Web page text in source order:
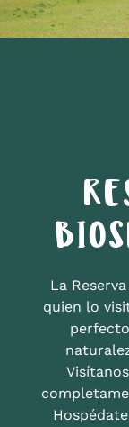
La
quien lo